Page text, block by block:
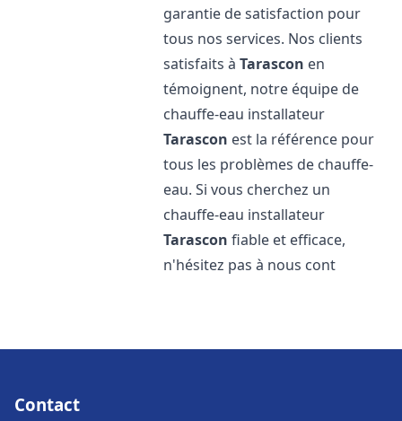
garantie de satisfaction pour
tous nos services. Nos clients
satisfaits àTarascon en
témoignent, notre équipe de
chauffe-eau installateur
Tarascon est la référence pour
tous les problèmes de chauffe-
eau. Si vous cherchez un
chauffe-eau installateur
Tarascon fiable et efficace,
n'hésitez pas à nous cont
Contact